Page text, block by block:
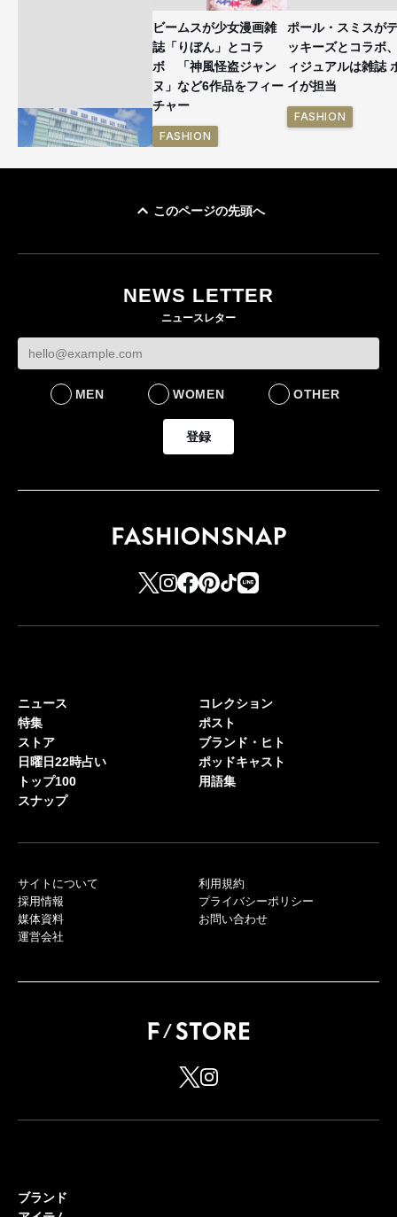
ビームスが少女漫画雑
誌「りぼん」とコラ
ボ 「神風怪盗ジャン
ヌ」など6作品をフィー
チャー
FASHION
ポール・スミスが
ッキーズとコラボ
ィジュアルは雑誌
イが担当
FASHION
このページの先頭へ
NEWS LETTER
ニュースレター
MEN WOMEN OTHER
登録
ニュース
特集
ストア
日曜日22時占い
トップ100
スナップ
コレクション
ポスト
ブランド・ヒト
ポッドキャスト
用語集
サイトについて
採用情報
媒体資料
運営会社
利用規約
プライバシーポリシー
お問い合わせ
ブランド